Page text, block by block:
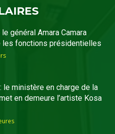
le général Amara Camara
les fonctions présidentielles
le ministère en charge de la
en demeure l’artiste Kosa